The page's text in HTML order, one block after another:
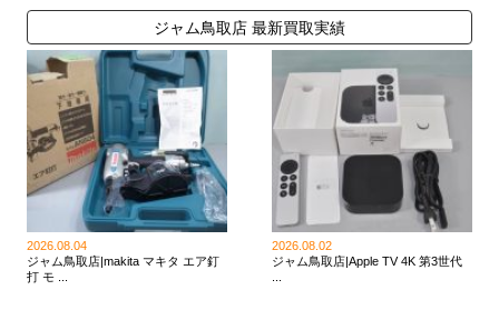
ジャム鳥取店 最新買取実績
2026.08.04
ジャム鳥取店|makita マキタ エア釘
打 モ ...
2026.08.02
ジャム鳥取店|Apple TV 4K 第3世代
...